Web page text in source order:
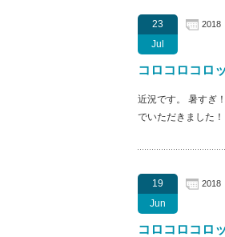
23
Jul
2018
コロコロコロ
近況です。 暑すぎ
でいただきました
19
Jun
2018
コロコロコロ